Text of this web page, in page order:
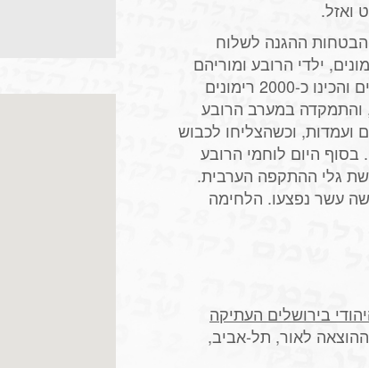
חודשה ב-17 במאי, והבטחות ההגנה לשלוח
ילדי הרובע ומוריהם
אספו מהבתים קופסאות פח עם מסמרים והכינו כ-2000 רימונים
והתמקדה במערב הרובע
ועמדות, וכשהצליחו לכבוש
בסוף היום לוחמי הרובע
גלי ההתקפה הערבית.
עשר נפצעו. הלחימה
בירושלים העתיקה
לאור, תל-אביב,